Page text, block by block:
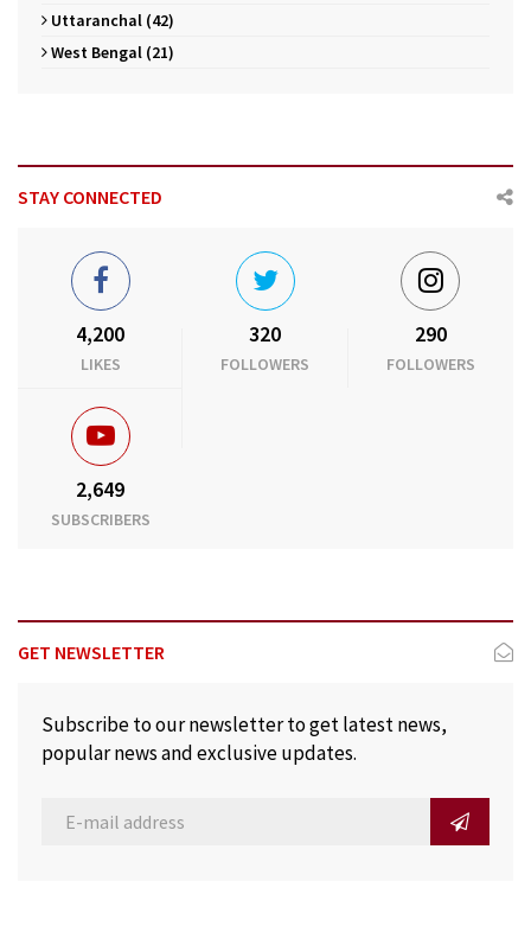
Uttaranchal (42)
West Bengal (21)
STAY CONNECTED
4,200
LIKES
320
FOLLOWERS
290
FOLLOWERS
2,649
SUBSCRIBERS
GET NEWSLETTER
Subscribe to our newsletter to get latest news,
popular news and exclusive updates.